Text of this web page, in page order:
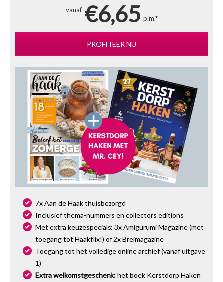
vanaf €6,65 p.m.*
PROFITEER NU
7x Aan de Haak thuisbezorgd
Inclusief thema-nummers en collectors editions
Met extra keuzespecials: 3x Amigurumi Magazine (met
toegang tot Haakflix!) of 2x Breimagazine
Toegang tot het volledige online archief (vanaf uitgave
1)
Extra welkomstgeschenk:het boek Kerstdorp Haken